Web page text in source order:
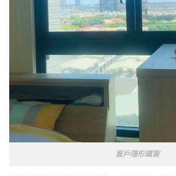
窗戶隱形鐵窗